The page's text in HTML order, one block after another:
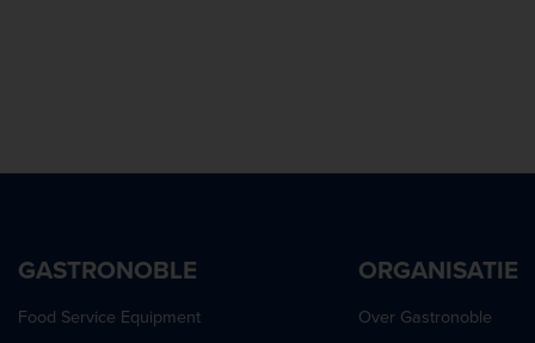
GASTRONOBLE
Food Service Equipment
ORGANISATIE
Over Gastronoble